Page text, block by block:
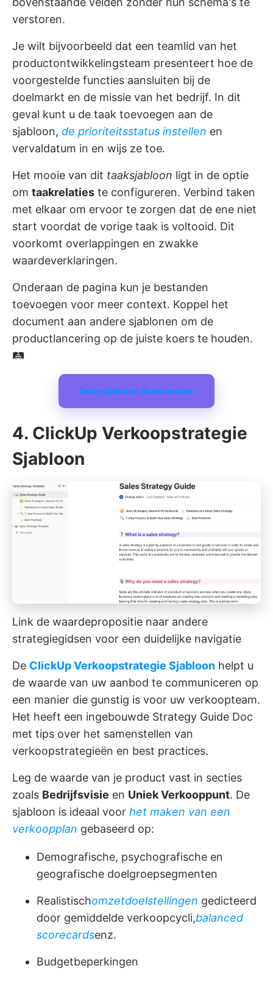
verstoren.
Je wilt bijvoorbeeld dat een teamlid van het
productontwikkelingsteam presenteert hoe de
voorgestelde functies aansluiten bij de
doelmarkt en de missie van het bedrijf. In dit
geval kunt u de taak toevoegen aan de
sjabloon, de prioriteitsstatus instellen en
vervaldatum in en wijs ze toe.
Het mooie van dit taaksjabloon ligt in de optie
om taakrelaties te configureren. Verbind taken
met elkaar om ervoor te zorgen dat de ene niet
start voordat de vorige taak is voltooid. Dit
voorkomt overlappingen en zwakke
waardeverklaringen.
Onderaan de pagina kun je bestanden
toevoegen voor meer context. Koppel het
document aan andere sjablonen om de
productlancering op de juiste koers te houden.
🛤️
Deze sjabloon downloaden
4. ClickUp Verkoopstrategie
Sjabloon
Link de waardepropositie naar andere
strategiegidsen voor een duidelijke navigatie
De ClickUp Verkoopstrategie Sjabloon helpt u
de waarde van uw aanbod te communiceren op
een manier die gunstig is voor uw verkoopteam.
Het heeft een ingebouwde Strategy Guide Doc
met tips over het samenstellen van
verkoopstrategieën en best practices.
Leg de waarde van je product vast in secties
zoals Bedrijfsvisie en Uniek Verkooppunt. De
sjabloon is ideaal voor het maken van een
verkoopplan gebaseerd op:
Demografische, psychografische en
geografische doelgroepsegmenten
Realistischomzetdoelstellingen gedicteerd
door gemiddelde verkoopcycli,balanced
scorecardsenz.
Budgetbeperkingen